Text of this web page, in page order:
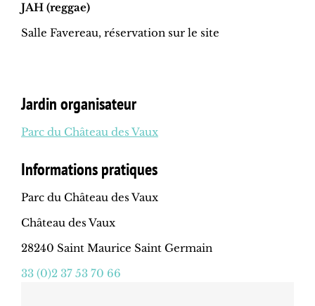
JAH (reggae)
Salle Favereau, réservation sur le site
Jardin organisateur
Parc du Château des Vaux
Informations pratiques
Parc du Château des Vaux
Château des Vaux
28240 Saint Maurice Saint Germain
33 (0)2 37 53 70 66